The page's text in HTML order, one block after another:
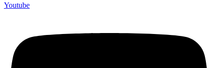
Youtube